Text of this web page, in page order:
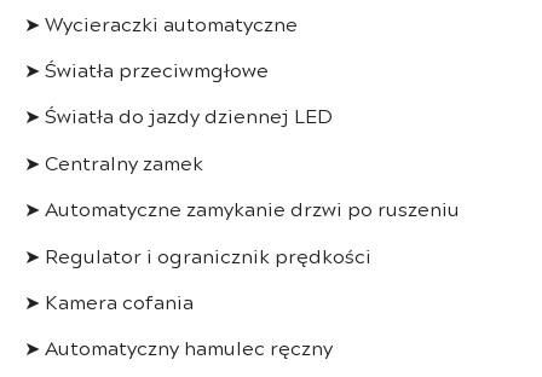
➤ Wycieraczki automatyczne
➤ Światła przeciwmgłowe
➤ Światła do jazdy dziennej LED
➤ Centralny zamek
➤ Automatyczne zamykanie drzwi po ruszeniu
➤ Regulator i ogranicznik prędkości
➤ Kamera cofania
➤ Automatyczny hamulec ręczny